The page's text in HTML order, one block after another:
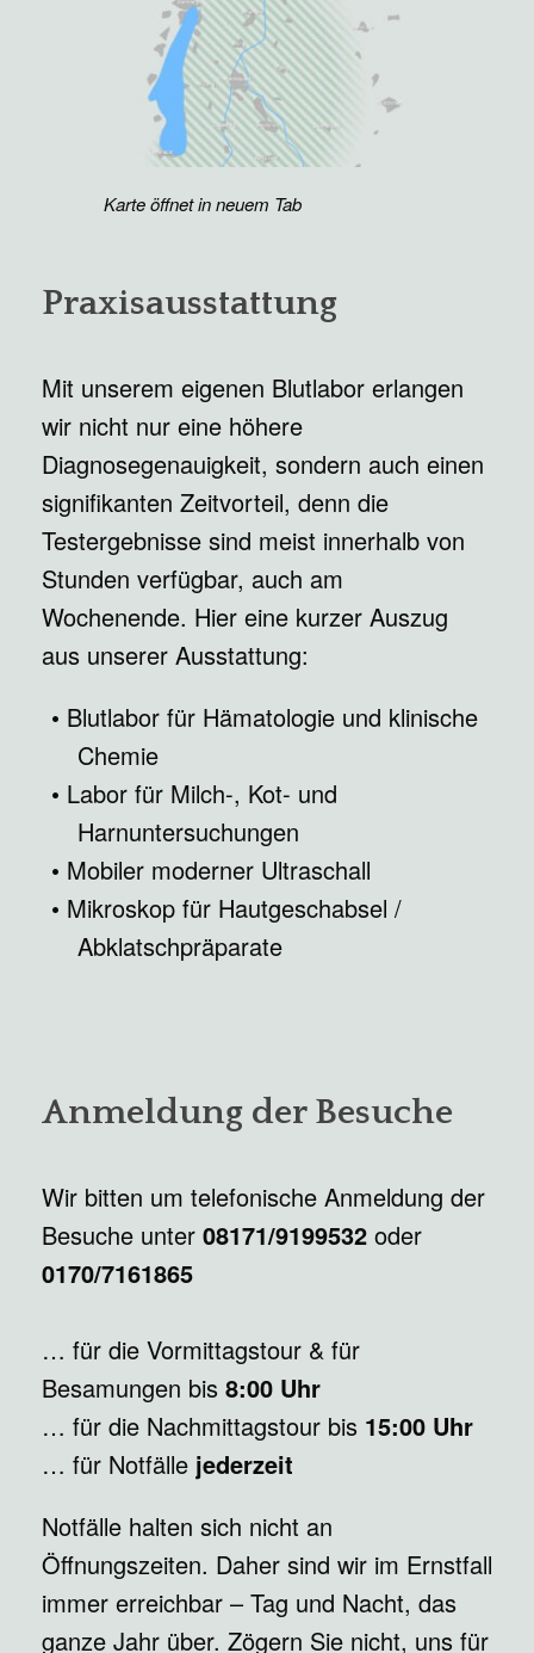
Karte öffnet in neuem Tab
Praxisausstattung
Mit unserem eigenen Blutlabor erlangen
wir nicht nur eine höhere
Diagnosegenauigkeit, sondern auch einen
signifikanten Zeitvorteil, denn die
Testergebnisse sind meist innerhalb von
Stunden verfügbar, auch am
Wochenende. Hier eine kurzer Auszug
aus unserer Ausstattung:
Blutlabor für Hämatologie und klinische
Chemie
Labor für Milch-, Kot- und
Harnuntersuchungen
Mobiler moderner Ultraschall
Mikroskop für Hautgeschabsel /
Abklatschpräparate
Anmeldung der Besuche
Wir bitten um telefonische Anmeldung der
Besuche unter 08171/9199532 oder
0170/7161865
… für die Vormittagstour & für
Besamungen bis 8:00 Uhr
… für die Nachmittagstour bis 15:00 Uhr
… für Notfälle jederzeit
Notfälle halten sich nicht an
Öffnungszeiten. Daher sind wir im Ernstfall
immer erreichbar – Tag und Nacht, das
ganze Jahr über. Zögern Sie nicht, uns für